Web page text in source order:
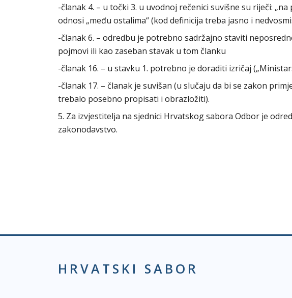
-članak 4. – u točki 3. u uvodnoj rečenici suvišne su riječi:
odnosi „među ostalima“ (kod definicija treba jasno i
-članak 6. – odredbu je potrebno sadržajno staviti
pojmovi ili kao zaseban stavak u tom članku
-članak 16. – u stavku 1. potrebno je doraditi izričaj
-članak 17. – članak je suvišan (u slučaju da bi se zakon
trebalo posebno propisati i obrazložiti).
5. Za izvjestitelja na sjednici Hrvatskog sabora Odbor je
zakonodavstvo.
HRVATSKI SABOR